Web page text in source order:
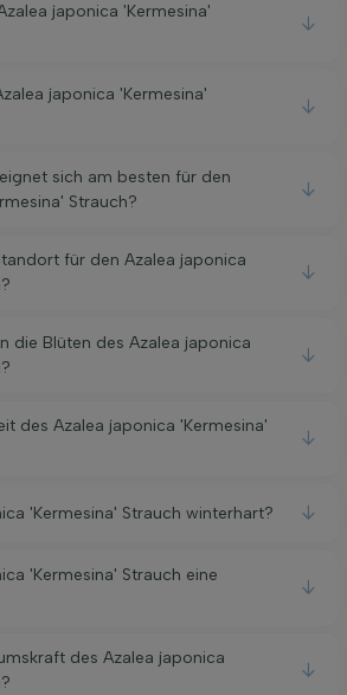
japonica 'Kermesina'
japonica 'Kermesina'
sich am besten für den
Strauch?
für den Azalea japonica
die Blüten des Azalea japonica
des Azalea japonica 'Kermesina'
'Kermesina' Strauch winterhart?
'Kermesina' Strauch eine
des Azalea japonica